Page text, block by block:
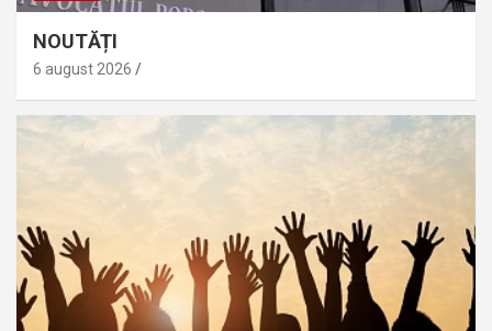
NOUTĂȚI
6 august 2026